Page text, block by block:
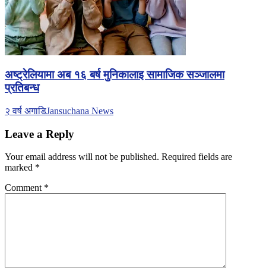
अष्ट्रेलियामा अब १६ बर्ष मुनिकालाइ सामाजिक सञ्जालमा
प्रतिबन्ध
२ वर्ष अगाडिJansuchana News
Leave a Reply
Your email address will not be published. Required fields are
marked *
Comment *